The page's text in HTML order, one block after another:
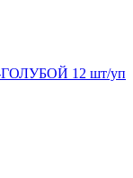
ГОЛУБОЙ 12 шт/уп